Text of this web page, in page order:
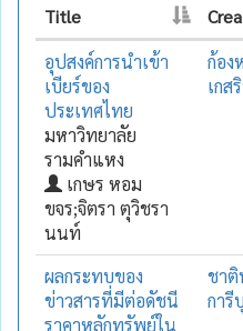
Title
อุปสงค์การนำเข้า
เบียร์ของ
ประเทศไทย
มหาวิทยาลัย
รามคำแหง
เกษร หอม
ขจร;จิตรา ตุวิชรา
นนท์
ก้อง
เกส
ผลกระทบของ
ข่าวสารที่มีต่อดัชนี
ราคาหลักทรัพย์ใน
ชา
การี